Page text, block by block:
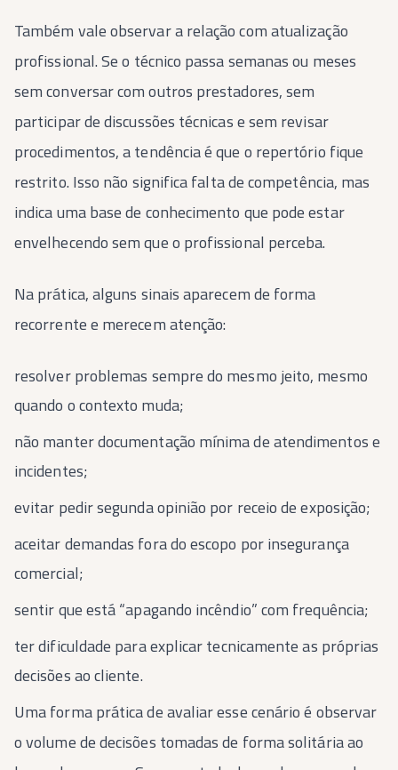
Também vale observar a relação com atualização
profissional. Se o técnico passa semanas ou meses
sem conversar com outros prestadores, sem
participar de discussões técnicas e sem revisar
procedimentos, a tendência é que o repertório fique
restrito. Isso não significa falta de competência, mas
indica uma base de conhecimento que pode estar
envelhecendo sem que o profissional perceba.
Na prática, alguns sinais aparecem de forma
recorrente e merecem atenção:
resolver problemas sempre do mesmo jeito, mesmo
quando o contexto muda;
não manter documentação mínima de atendimentos e
incidentes;
evitar pedir segunda opinião por receio de exposição;
aceitar demandas fora do escopo por insegurança
comercial;
sentir que está “apagando incêndio” com frequência;
ter dificuldade para explicar tecnicamente as próprias
decisões ao cliente.
Uma forma prática de avaliar esse cenário é observar
o volume de decisões tomadas de forma solitária ao